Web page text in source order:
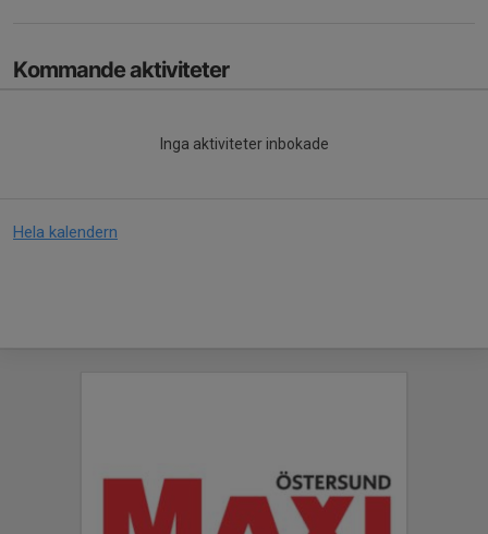
Kommande aktiviteter
Inga aktiviteter inbokade
Hela kalendern